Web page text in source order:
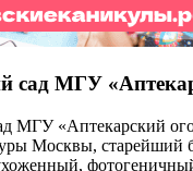
сад МГУ
МГУ «Аптекарский
Москвы, старейший